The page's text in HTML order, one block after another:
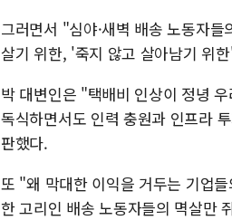
그러면서 "심야·새벽 배송 노동자
살기 위한, '죽지 않고 살아남기 위
박 대변인은 "택배비 인상이 정녕
독식하면서도 인력 충원과 인프라
판했다.
또 "왜 막대한 이익을 거두는 기업
한 고리인 배송 노동자들의 멱살만